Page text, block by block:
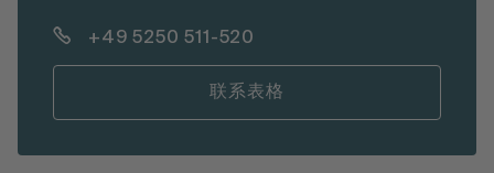
+49 5250 511-520
联系表格